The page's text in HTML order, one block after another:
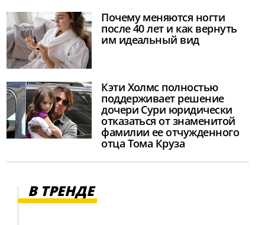
Почему меняются ногти
после 40 лет и как вернуть
им идеальный вид
Кэти Холмс полностью
поддерживает решение
дочери Сури юридически
отказаться от знаменитой
фамилии ее отчужденного
отца Тома Круза
В ТРЕНДЕ